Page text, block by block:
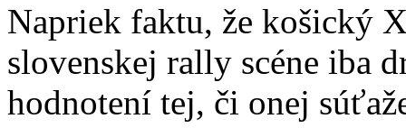
Napriek faktu, že košický
slovenskej rally scéne iba
hodnotení tej, či onej